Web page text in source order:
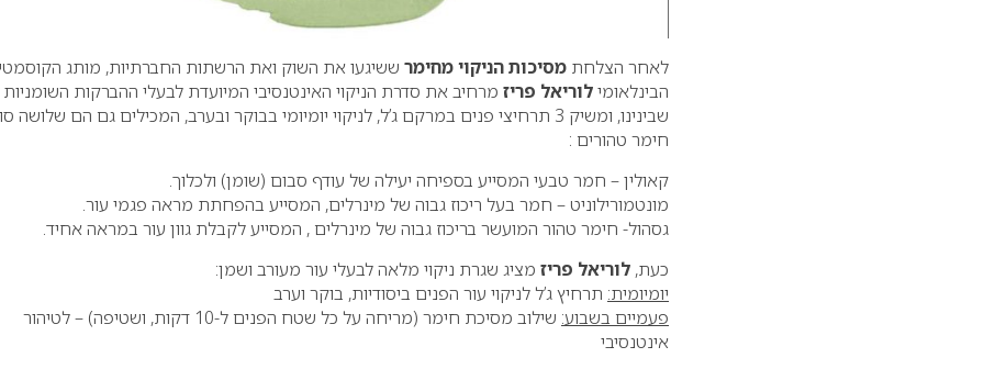
לאחר הצלחת מסיכות הניקוי מחימר ששיגעו את השוק ואת הרשתות החברתיות, מותג
הבינלאומילוריאל פריז מרחיב את סדרת הניקוי האינטנסיבי המיועדת לבעלי ההברקות השומניות
שבינינו, ומשיק 3 תרחיצי פנים במרקם ג’ל, לניקוי יומיומי בבוקר ובערב, המכילים גם הם שלושה
חימר טהורים :
קאולין – חמר טבעי המסייע בספיחה יעילה של עודף סבום (שומן) ולכלוך.
מונטמורילוניט – חמר בעל ריכוז גבוה של מינרלים, המסייע בהפחתת מראה פגמי עור.
גסהול- חימר טהור המועשר בריכוז גבוה של מינרלים , המסייע לקבלת גוון עור במראה אחיד.
כעת, לוריאל פריז מציג שגרת ניקוי מלאה לבעלי עור מעורב ושמן:
יומיומית: תרחיץ ג’ל לניקוי עור הפנים ביסודיות, בוקר וערב
פעמיים בשבוע:
שילוב מסיכת חימר (מריחה על כל שטח הפנים ל-10 דקות, ושטיפה) – לטיהור
אינטנסיבי